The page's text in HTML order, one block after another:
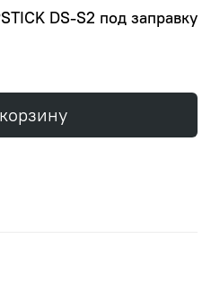
DS-S2 под заправку